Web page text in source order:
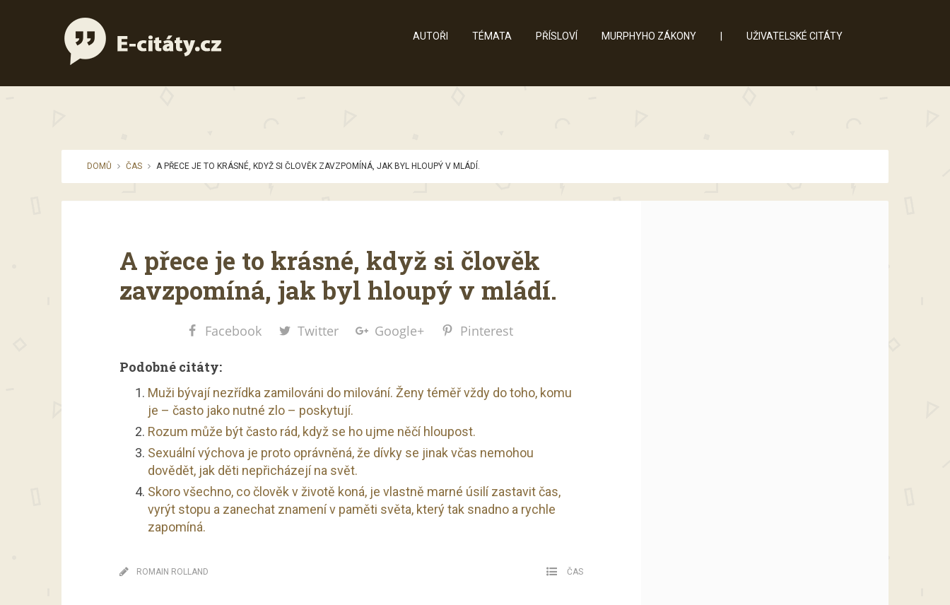
AUTOŘI TÉMATA PŘÍSLOVÍ MURPHYHO ZÁKONY UŽIVATELSKÉ CITÁTY
DOMŮ ČAS A PŘECE JE TO KRÁSNÉ, KDYŽ SI ČLOVĚK ZAVZPOMÍNÁ, JAK BYL HLOUPÝ V MLÁDÍ.
A přece je to krásné, když si člověk
zavzpomíná, jak byl hloupý v mládí.
Facebook Twitter Google+ Pinterest
Podobné citáty:
Muži bývají nezřídka zamilováni do milování. Ženy téměř vždy do toho, komu
je – často jako nutné zlo – poskytují.
Rozum může být často rád, když se ho ujme něčí hloupost.
Sexuální výchova je proto oprávněná, že dívky se jinak včas nemohou
dovědět, jak děti nepřicházejí na svět.
Skoro všechno, co člověk v životě koná, je vlastně marné úsilí zastavit čas,
vyrýt stopu a zanechat znamení v paměti světa, který tak snadno a rychle
zapomíná.
ROMAIN ROLLAND ČAS